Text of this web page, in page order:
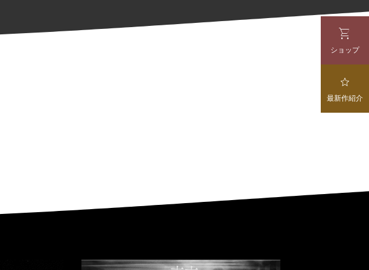

ショップ

最新作紹介